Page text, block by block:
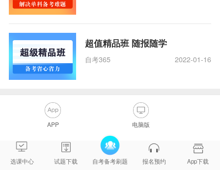
超值精品班 随报随学
自考365 2022-01-16
APP 电脑版
选课中心 试题下载 自考备考刷题 报名预约 App下载